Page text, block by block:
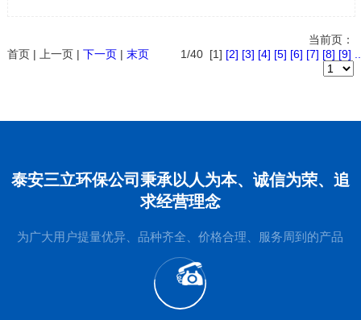
首页 | 上一页 | 下一页| 末页
当前页：
1/40 [1] [2] [3] [4] [5] [6] [7] [8] [9]
泰安三立环保公司秉承以人为本、诚信为荣、追
求经营理念
为广大用户提量优异、品种齐全、价格合理、服务周到的产品